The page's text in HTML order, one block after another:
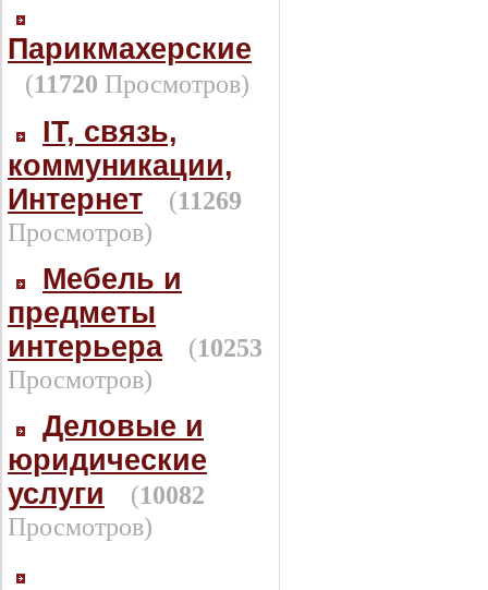
Парикмахерские
(11720 Просмотров)
IT, связь,
коммуникации,
Интернет
(11269
Просмотров)
Мебель и
предметы
интерьера
(10253
Просмотров)
Деловые и
юридические
услуги
(10082
Просмотров)